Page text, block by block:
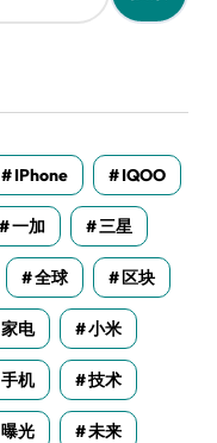
IPhone IQOO
一加 三星
全球 区块
家电 小米
手机 技术
曝光 未来